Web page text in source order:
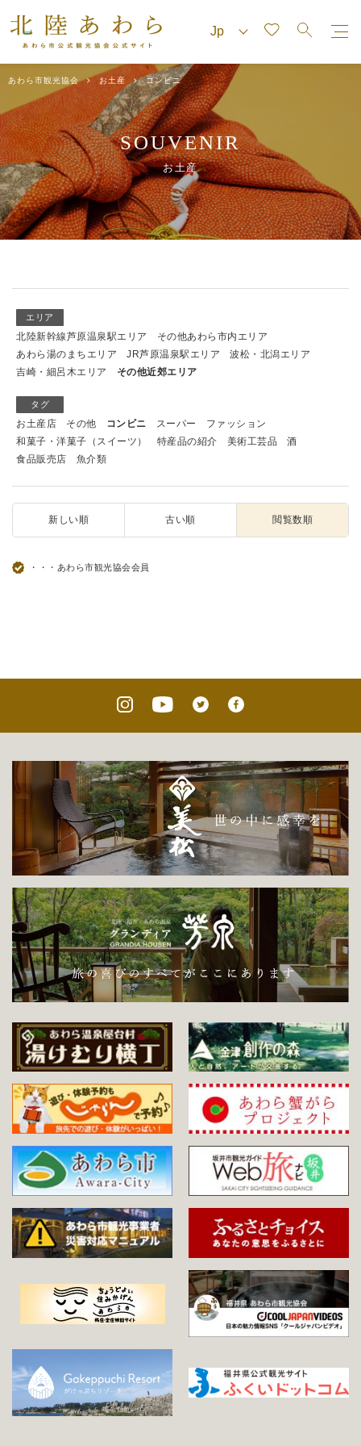
あわら市観光協会 お土産 コンビニ
SOUVENIR
お土産
エリア
北陸新幹線芦原温泉駅エリア
その他あわら市内エリア
あわら湯のまちエリア
JR芦原温泉駅エリア
波松・北潟エリア
吉崎・細呂木エリア
その他近郊エリア
タグ
お土産店 その他 コンビニ スーパー
ファッション
和菓子・洋菓子（スイーツ）
特産品の紹介 美術工芸品
酒
食品販売店
魚介類
新しい順 古い順 閲覧数順
・・・あわら市観光協会会員